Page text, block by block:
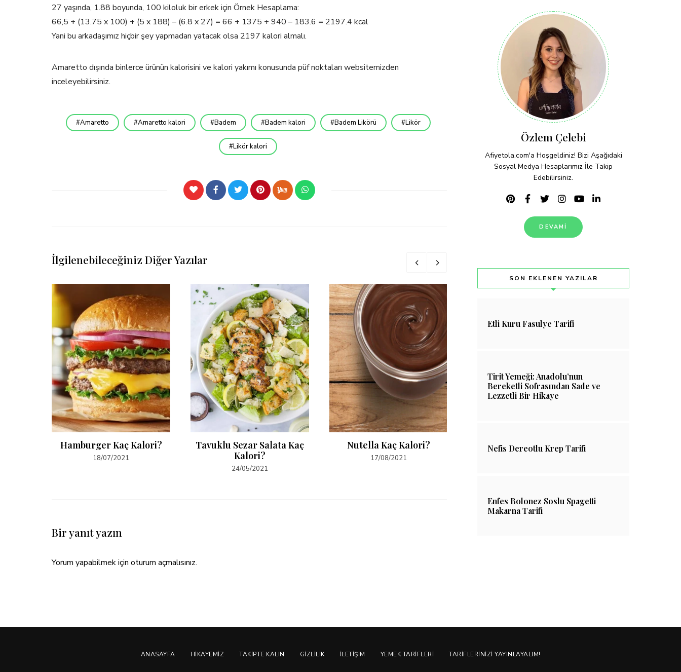
27 yaşında, 1.88 boyunda, 100 kiloluk bir erkek için Örnek Hesaplama:
66,5 + (13.75 x 100) + (5 x 188) – (6.8 x 27) = 66 + 1375 + 940 – 183.6 = 2197.4 kcal
Yani bu arkadaşımız hiçbir şey yapmadan yatacak olsa 2197 kalori almalı.
Amaretto dışında binlerce ürünün kalorisini ve kalori yakımı konusunda püf noktaları websitemizden
inceleyebilirsiniz.
Amaretto Amaretto kalori Badem Badem kalori Badem Likörü Likör
Likör kalori
İlgilenebileceğiniz Diğer Yazılar
Hamburger Kaç Kalori?
18/07/2021
Tavuklu Sezar Salata Kaç
Kalori?
24/05/2021
Nutella Kaç Kalori?
17/08/2021
Soya Fasulyesi Kaç Kalori?
Bir yanıt yazın
Yorum yapabilmek için oturum açmalısınız.
Özlem Çelebi
Afiyetola.com'a Hoşgeldiniz! Bizi Aşağıdaki
Sosyal Medya Hesaplarımız İle Takip
Edebilirsiniz.
DEVAMI
SON EKLENEN YAZILAR
Etli Kuru Fasulye Tarifi
Tirit Yemeği: Anadolu’nun
Bereketli Sofrasından Sade ve
Lezzetli Bir Hikaye
Nefis Dereotlu Krep Tarifi
Enfes Bolonez Soslu Spagetti
Makarna Tarifi
ANASAYFA HIKAYEMIZ TAKIPTE KALIN GIZLILIK İLETIŞIM YEMEK TARIFLERI TARIFLERINIZI YAYINLAYALIM!